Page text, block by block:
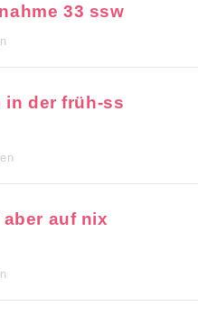
33 ssw
in der früh-ss
auf nix